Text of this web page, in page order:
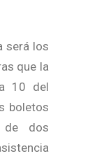
será los
que la
10 del
boletos
de dos